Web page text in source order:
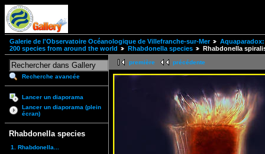
Galerie de l'Observatoire Océanologique de Villefranche-sur-Mer
200 species from around the world
Rhabdonella species Rhabdonella
Recherche avancée
Lancer un diaporama
Lancer un diaporama (plein
écran)
Rhabdonella species
1. Rhabdonella...
première précédente